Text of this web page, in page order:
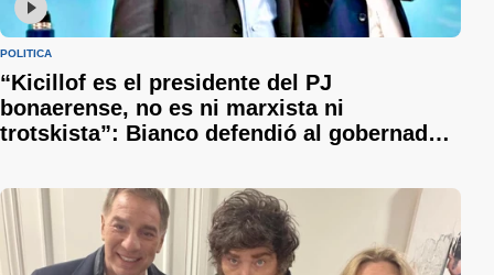
POLÍTICA
“Kicillof es el presidente del PJ
bonaerense, no es ni marxista ni
trotskista”: Bianco defendió al gobernador